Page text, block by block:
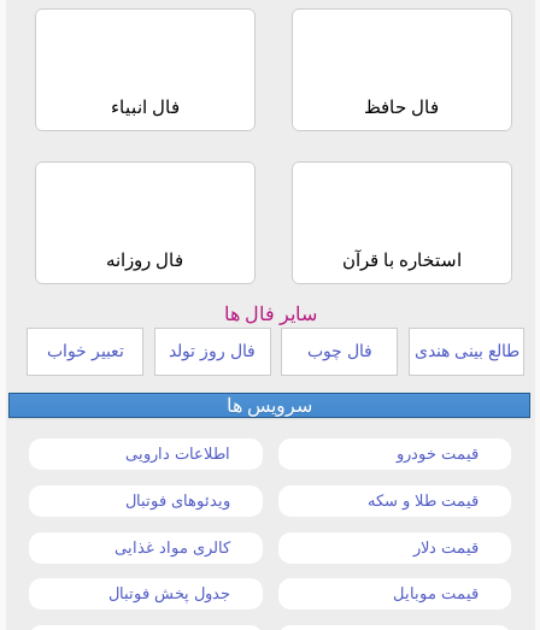
فال حافظ فال انبیاء
استخاره با قرآن فال روزانه
سایر فال ها
طالع بینی هندی فال چوب فال روز تولد تعبیر خواب
سرویس ها
قیمت خودرو اطلاعات دارویی
قیمت طلا و سکه ویدئوهای فوتبال
قیمت دلار کالری مواد غذایی
قیمت موبایل جدول پخش فوتبال